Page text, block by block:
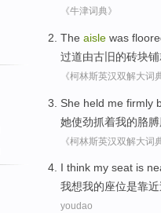
《牛津词典》
The aisle was
过道由古旧的砖块铺
《柯林斯英汉双解大词
She held me firmly
她使劲抓着我的胳
《柯林斯英汉双解大词
I think my seat is
我想我的座位是靠近
youdao